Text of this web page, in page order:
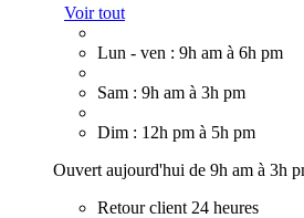
Voir tout
Lun - ven : 9h am à 6h pm
Sam : 9h am à 3h pm
Dim : 12h pm à 5h pm
Ouvert aujourd'hui de 9h am à 3h
Retour client 24 heures